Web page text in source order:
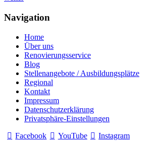
Navigation
Home
Über uns
Renovierungsservice
Blog
Stellenangebote / Ausbildungsplätze
Regional
Kontakt
Impressum
Datenschutzerklärung
Privatsphäre-Einstellungen
Facebook
YouTube Instagram